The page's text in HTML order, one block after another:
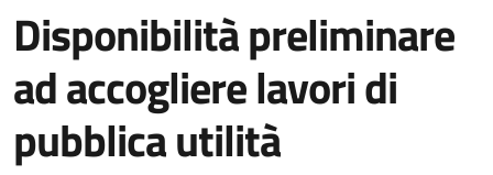
Disponibilità preliminare
ad accogliere lavori di
pubblica utilità